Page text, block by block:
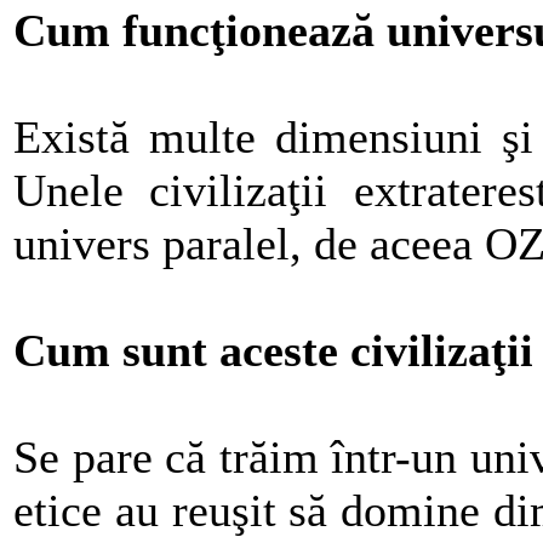
Cum funcţionează
Există multe dimensiuni
Unele civilizaţii
univers paralel, de aceea
Cum sunt aceste
Se pare că trăim într-un
etice au reuşit să domine